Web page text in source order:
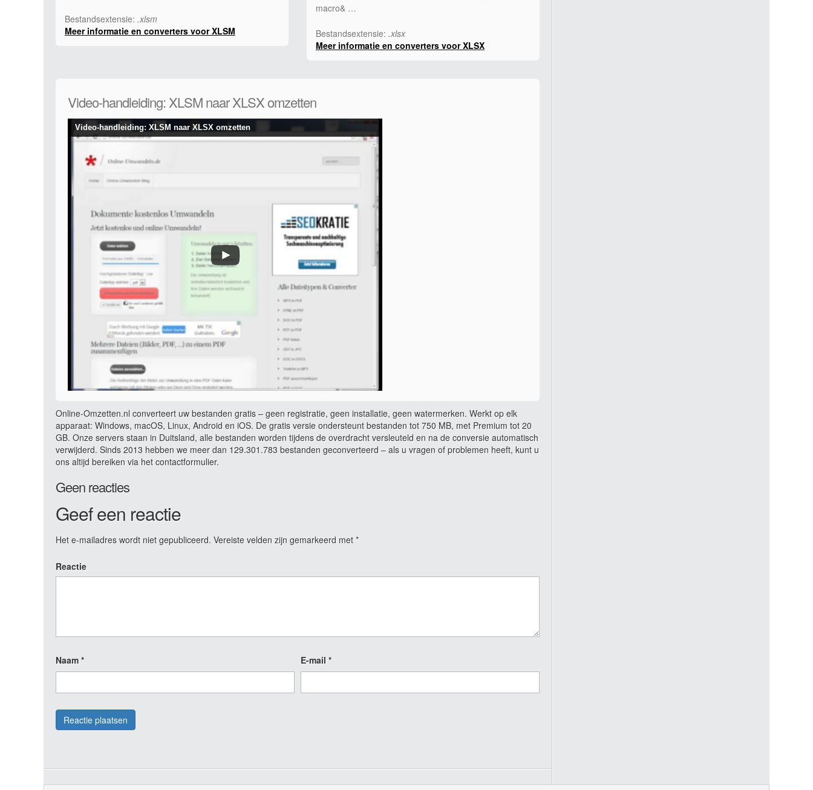
Bestandsextensie: .xlsm
Meer informatie en converters voor XLSM
macro& …
Bestandsextensie: .xlsx
Meer informatie en converters voor XLSX
Video-handleiding: XLSM naar XLSX omzetten
Video-handleiding: XLSM naar XLSX omzetten
Online-Omzetten.nl converteert uw bestanden gratis – geen registratie, geen installatie, geen watermerken. Werkt op elk
apparaat: Windows, macOS, Linux, Android en iOS. De gratis versie ondersteunt bestanden tot 750 MB, met Premium tot 20
GB. Onze servers staan in Duitsland, alle bestanden worden tijdens de overdracht versleuteld en na de conversie automatisch
verwijderd. Sinds 2013 hebben we meer dan 129.301.783 bestanden geconverteerd – als u vragen of problemen heeft, kunt u
ons altijd bereiken via het contactformulier.
Geen reacties
Geef een reactie
Het e-mailadres wordt niet gepubliceerd. Vereiste velden zijn gemarkeerd met *
Reactie
Naam * E-mail *